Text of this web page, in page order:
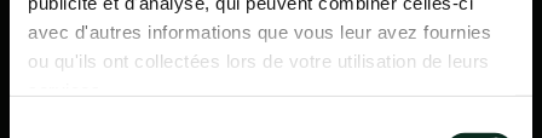
avec d'autres informations que vous leur avez fournies
ou qu'ils ont collectées lors de votre utilisation de leurs